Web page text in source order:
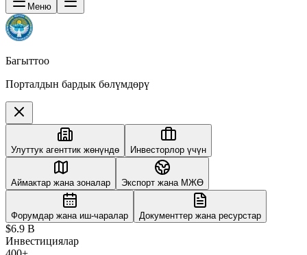
Меню
Багыттоо
Порталдын бардык бөлүмдөрү
Улуттук агенттик жөнүндө Инвесторлор үчүн
Аймактар жана зоналар Экспорт жана МЖӨ
Форумдар жана иш-чаралар Документтер жана ресурстар
$6.9 B
Инвестициялар